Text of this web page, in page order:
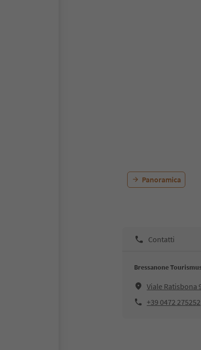
Panoramica
Contatti
Bressanone
Viale Ratisbona
+39 0472 275252